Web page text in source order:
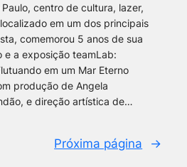
centro de cultura, lazer,
em um dos principais
comemorou 5 anos de sua
e a exposição teamLab:
em um Mar Eterno
produção de Angela
e direção artística de…
Próxima página →